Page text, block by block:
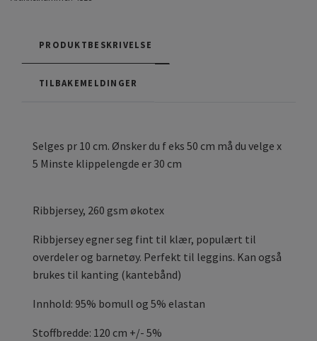
PRODUKTBESKRIVELSE
TILBAKEMELDINGER
Selges pr 10 cm. Ønsker du f eks 50 cm må du velge x
5 Minste klippelengde er 30 cm
Ribbjersey, 260 gsm økotex
Ribbjersey egner seg fint til klær, populært til
overdeler og barnetøy. Perfekt til leggins. Kan også
brukes til kanting (kantebånd)
Innhold: 95% bomull og 5% elastan
Stoffbredde: 120 cm +/- 5%